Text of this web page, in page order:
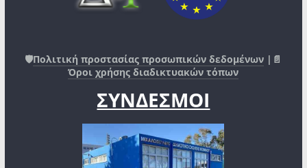
🛡️Πολιτική προστασίας προσωπικών δεδομένων |📄
Όροι χρήσης διαδικτυακών τόπων
ΣΥΝΔΕΣΜΟΙ